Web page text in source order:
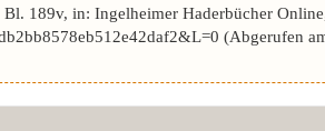
189v, in: Ingelheimer Haderbücher
(Abgerufen